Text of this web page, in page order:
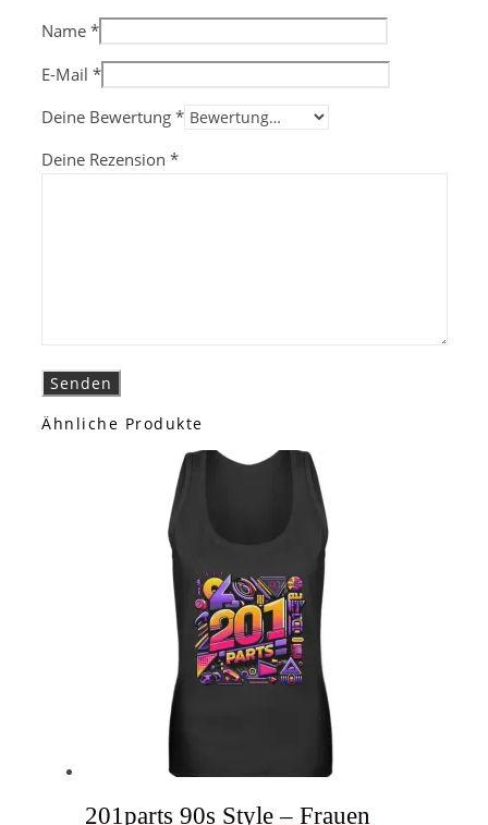
Name *
E-Mail *
Deine Bewertung *
Deine Rezension *
Ähnliche Produkte
201parts 90s Style – Frauen